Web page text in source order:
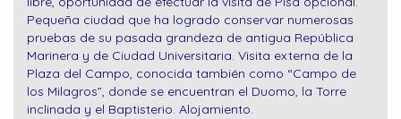
Pequeña ciudad que ha logrado conservar numerosas
pruebas de su pasada grandeza de antigua República
Marinera y de Ciudad Universitaria. Visita externa de la
Plaza del Campo, conocida también como “Campo de
los Milagros”, donde se encuentran el Duomo, la Torre
inclinada y el Baptisterio. Alojamiento.